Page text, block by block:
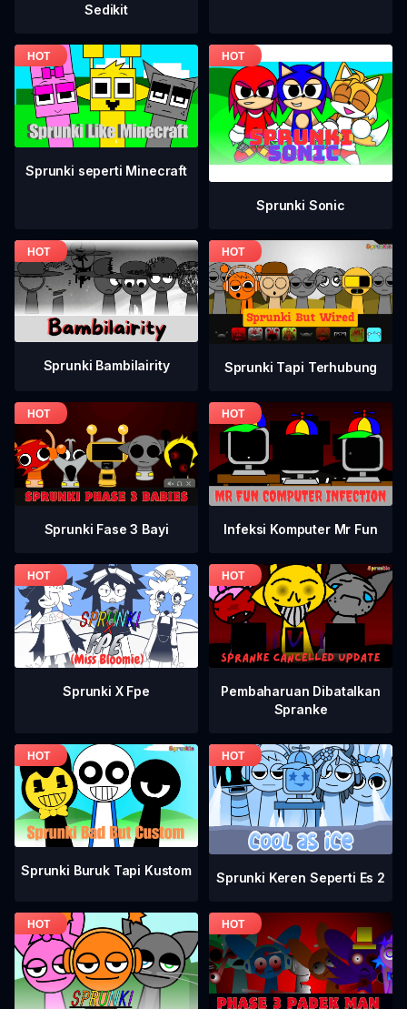
Sedikit
Sprunki seperti Minecraft
Sprunki Sonic
Sprunki Bambilairity Sprunki Tapi Terhubung
Sprunki Fase 3 Bayi Infeksi Komputer Mr Fun
Sprunki X Fpe
Pembaharuan Dibatalkan
Spranke
Sprunki Buruk Tapi Kustom Sprunki Keren Seperti Es 2